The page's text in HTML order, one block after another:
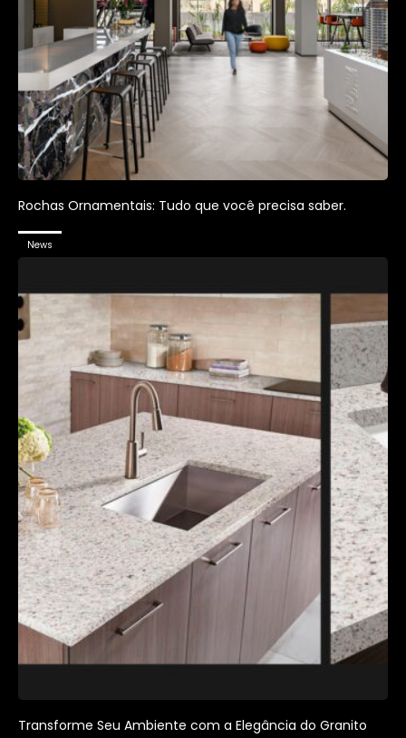
Rochas Ornamentais: Tudo que você precisa saber.
News
Transforme Seu Ambiente com a Elegância do Granito